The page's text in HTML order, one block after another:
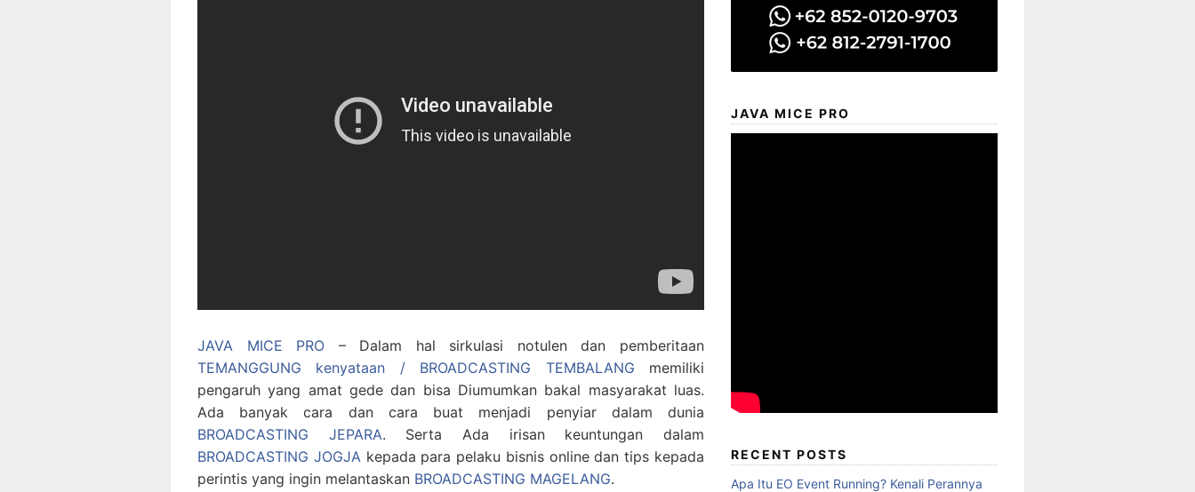
JAVA MICE PRO – Dalam hal sirkulasi notulen dan pemberitaan
TEMANGGUNG kenyataan / BROADCASTING TEMBALANG memiliki
pengaruh yang amat gede dan bisa Diumumkan bakal masyarakat luas.
Ada banyak cara dan cara buat menjadi penyiar dalam dunia
BROADCASTING JEPARA. Serta Ada irisan keuntungan dalam
BROADCASTING JOGJAkepada para pelaku bisnis online dan tips kepada
perintis yang ingin melantaskan BROADCASTING MAGELANG.
JAVA MICE PRO
RECENT POSTS
Apa Itu EO Event Running? Kenali Perannya